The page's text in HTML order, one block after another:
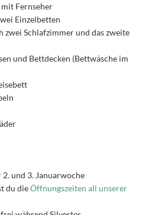
Fernseher
Einzelbetten
zwei Schlafzimmer und das zweite
und Bettdecken (Bettwäsche im
und 3. Januarwoche
du dieÖffnungszeiten all unserer